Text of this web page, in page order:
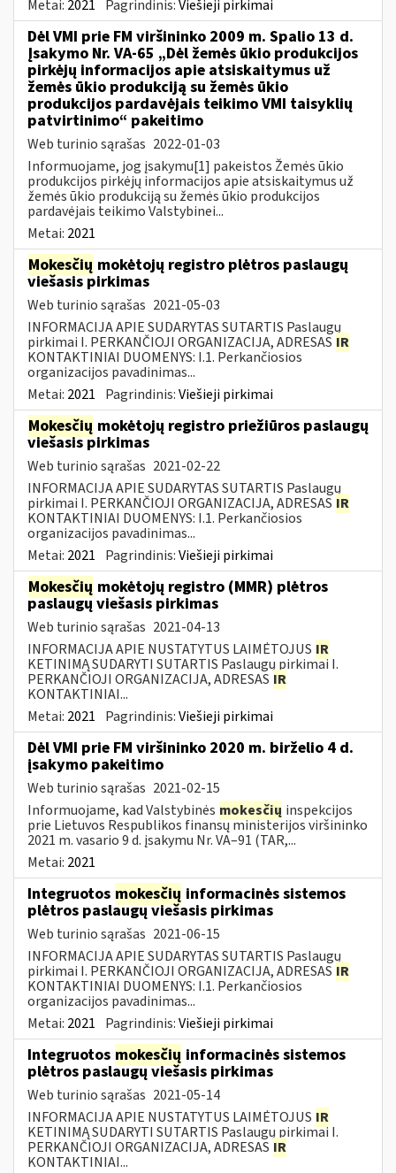
Metai: 2021 Pagrindinis:Viešieji pirkimai
Dėl VMI prie FM viršininko 2009 m. Spalio 13 d.
Įsakymo Nr. VA-65 „Dėl žemės ūkio produkcijos
pirkėjų informacijos apie atsiskaitymus už
žemės ūkio produkciją su žemės ūkio
produkcijos pardavėjais teikimo VMI taisyklių
patvirtinimo“ pakeitimo
Web turinio sąrašas 2022-01-03
Informuojame, jog įsakymu[1] pakeistos Žemės ūkio
produkcijos pirkėjų informacijos apie atsiskaitymus už
žemės ūkio produkciją su žemės ūkio produkcijos
pardavėjais teikimo Valstybinei...
Metai: 2021
Mokesčių mokėtojų registro plėtros paslaugų
viešasis pirkimas
Web turinio sąrašas 2021-05-03
INFORMACIJA APIE SUDARYTAS SUTARTIS Paslaugų
pirkimai I. PERKANČIOJI ORGANIZACIJA, ADRESAS IR
KONTAKTINIAI DUOMENYS: I.1. Perkančiosios
organizacijos pavadinimas...
Metai: 2021 Pagrindinis:Viešieji pirkimai
Mokesčių mokėtojų registro priežiūros paslaugų
viešasis pirkimas
Web turinio sąrašas 2021-02-22
INFORMACIJA APIE SUDARYTAS SUTARTIS Paslaugų
pirkimai I. PERKANČIOJI ORGANIZACIJA, ADRESAS IR
KONTAKTINIAI DUOMENYS: I.1. Perkančiosios
organizacijos pavadinimas...
Metai: 2021 Pagrindinis:Viešieji pirkimai
Mokesčių mokėtojų registro (MMR) plėtros
paslaugų viešasis pirkimas
Web turinio sąrašas 2021-04-13
INFORMACIJA APIE NUSTATYTUS LAIMĖTOJUS IR
KETINIMĄ SUDARYTI SUTARTIS Paslaugų pirkimai I.
PERKANČIOJI ORGANIZACIJA, ADRESAS IR
KONTAKTINIAI...
Metai: 2021 Pagrindinis:Viešieji pirkimai
Dėl VMI prie FM viršininko 2020 m. birželio 4 d.
įsakymo pakeitimo
Web turinio sąrašas 2021-02-15
Informuojame, kad Valstybinės mokesčių inspekcijos
prie Lietuvos Respublikos finansų ministerijos viršininko
2021 m. vasario 9 d. įsakymu Nr. VA–91 (TAR,...
Metai: 2021
Integruotos mokesčių informacinės sistemos
plėtros paslaugų viešasis pirkimas
Web turinio sąrašas 2021-06-15
INFORMACIJA APIE SUDARYTAS SUTARTIS Paslaugų
pirkimai I. PERKANČIOJI ORGANIZACIJA, ADRESAS IR
KONTAKTINIAI DUOMENYS: I.1. Perkančiosios
organizacijos pavadinimas...
Metai: 2021 Pagrindinis:Viešieji pirkimai
Integruotos mokesčių informacinės sistemos
plėtros paslaugų viešasis pirkimas
Web turinio sąrašas 2021-05-14
INFORMACIJA APIE NUSTATYTUS LAIMĖTOJUS IR
KETINIMĄ SUDARYTI SUTARTIS Paslaugų pirkimai I.
PERKANČIOJI ORGANIZACIJA, ADRESAS IR
KONTAKTINIAI...